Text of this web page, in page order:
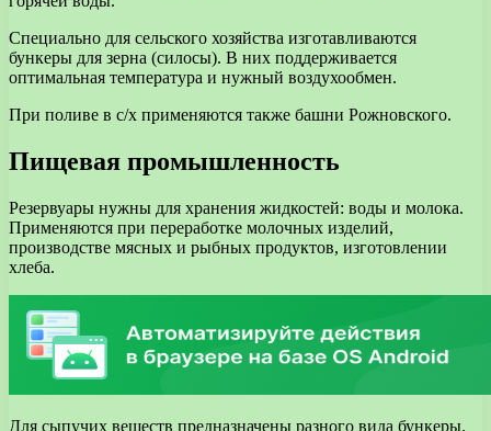
Специально для сельского хозяйства изготавливаются
бункеры для зерна (силосы). В них поддерживается
оптимальная температура и нужный воздухообмен.
При поливе в с/х применяются также башни Рожновского.
Пищевая промышленность
Резервуары нужны для хранения жидкостей: воды и молока.
Применяются при переработке молочных изделий,
производстве мясных и рыбных продуктов, изготовлении
хлеба.
Для сыпучих веществ предназначены разного вида бункеры.